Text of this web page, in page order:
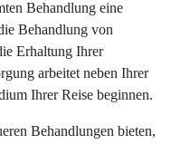
Behandlung eine
Behandlung von
Erhaltung Ihrer
arbeitet neben Ihrer
Ihrer Reise beginnen.
Behandlungen bieten,